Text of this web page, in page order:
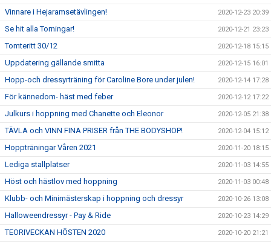
Vinnare i Hejaramsetävlingen! 2020-12-23 20:39
Se hit alla Torningar! 2020-12-21 23:23
Tomteritt 30/12 2020-12-18 15:15
Uppdatering gällande smitta 2020-12-15 16:01
Hopp-och dressyrträning för Caroline Bore under julen! 2020-12-14 17:28
För kännedom- häst med feber 2020-12-12 17:22
Julkurs i hoppning med Chanette och Eleonor 2020-12-05 21:38
TÄVLA och VINN FINA PRISER från THE BODYSHOP! 2020-12-04 15:12
Hoppträningar Våren 2021 2020-11-20 18:15
Lediga stallplatser 2020-11-03 14:55
Höst och hästlov med hoppning 2020-11-03 00:48
Klubb- och Minimästerskap i hoppning och dressyr 2020-10-26 13:08
Halloweendressyr - Pay & Ride 2020-10-23 14:29
TEORIVECKAN HÖSTEN 2020 2020-10-20 21:21